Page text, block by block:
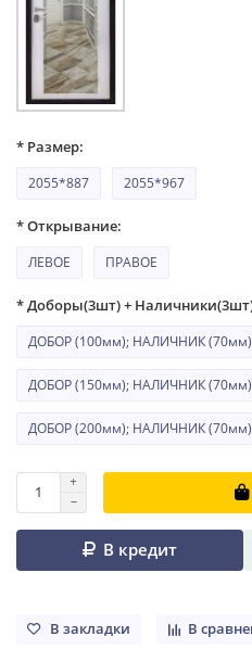
* Размер:
2055*887 2055*967
* Открывание:
ЛЕВОЕ ПРАВОЕ
* Доборы(3шт) +
ДОБОР (100мм); НАЛИЧНИК (70мм)
ДОБОР (150мм); НАЛИЧНИК (70мм)
ДОБОР (200мм); НАЛИЧНИК (70мм)
В кредит
В закладки В